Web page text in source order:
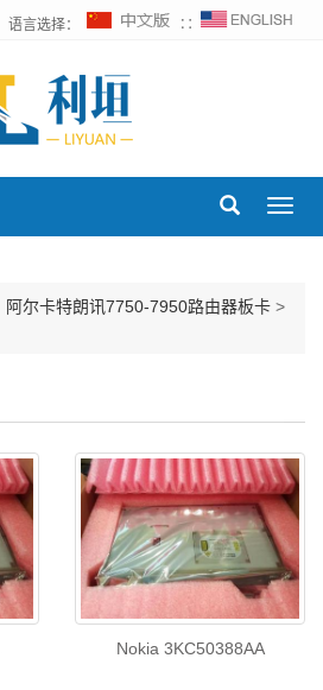
语言选择： ∷
阿尔卡特朗讯7750-7950路由器板卡 >
Nokia 3KC50388AA